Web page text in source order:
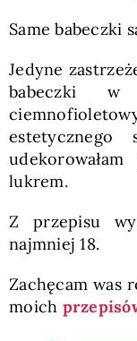
Same babeczki
Jedyne
babeczki
lukrem.
Z przepisu
najmniej 18.
Zachęcam was
moich